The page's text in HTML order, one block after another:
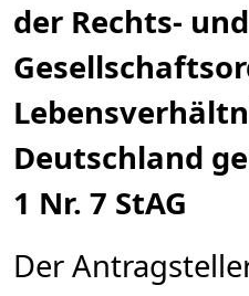
der Rechts- und
Deutschland
1 Nr. 7 StAG
Der